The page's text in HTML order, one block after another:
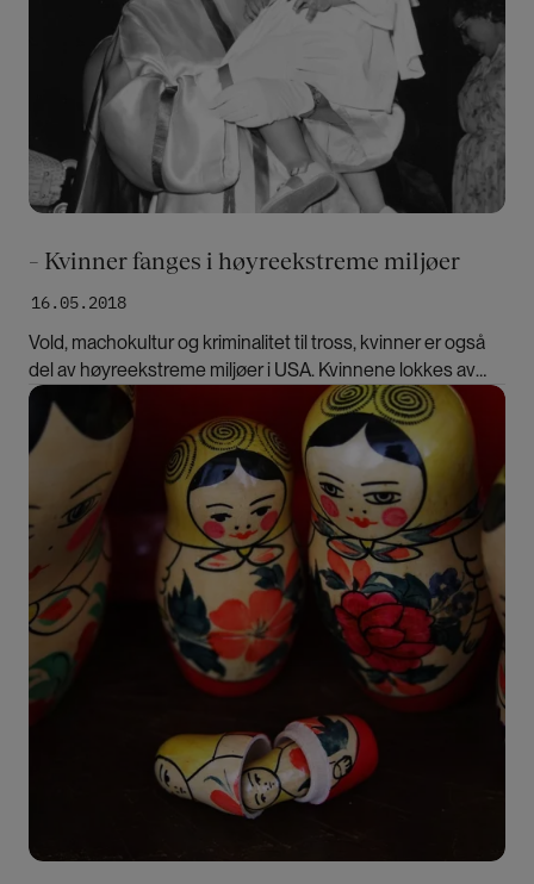
16.05.2018
– Kvinner fanges i høyreekstreme miljøer
Vold, machokultur og kriminalitet til tross, kvinner er også
del av høyreekstreme miljøer i USA. Kvinnene lokkes av
løfter om innflytelse, men får lite igjen, mener
ekstremismeforsker Kathleen Blee.
Bilde